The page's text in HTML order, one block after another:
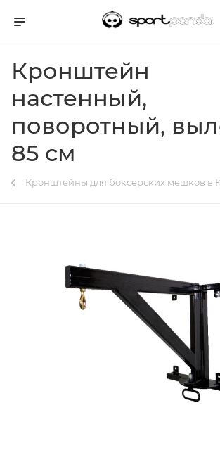
Кронштейн
настенный,
поворотный,
85 см
Кронштейны для боксерских мешков в